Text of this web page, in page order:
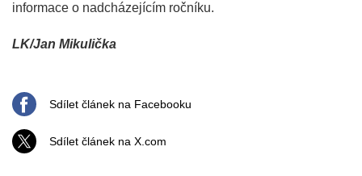
informace o nadcházejícím ročníku.
LK/Jan Mikulička
Sdílet článek na Facebooku
Sdílet článek na X.com